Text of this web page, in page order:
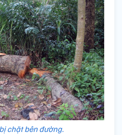
chặt bên đường.